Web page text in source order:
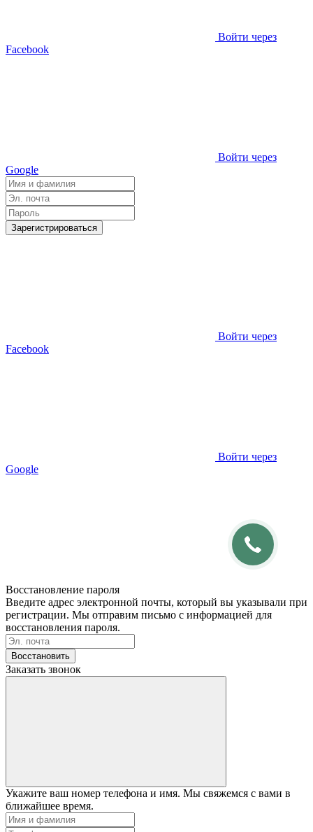
Войти через
Facebook
Войти через
Google
Зарегистрироваться
Войти через
Facebook
Войти через
Google
Восстановление пароля
Введите адрес электронной почты, который вы указывали при
регистрации. Мы отправим письмо с информацией для
восстановления пароля.
Восстановить
Заказать звонок
Укажите ваш номер телефона и имя. Мы свяжемся с вами в
ближайшее время.